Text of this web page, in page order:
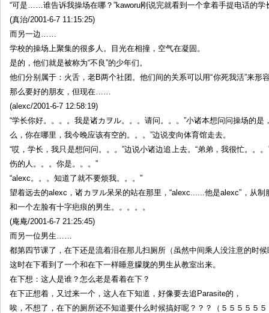
“可是……谁告诉我操场在哪？”kaworu刚说完就看到一个拿着手提电话
(真治/2001-6-7 11:15:25)
而另一边……
学校的操场上聚集的很多人。目光在相撞，空气在凝固。
是的，他们就是被称为“不良”的少年们。
他们分别属于：火舌，老B两个社团。他们间的关系可以用“你死我活”来
那么要好的朋友，但现在……
(alexc/2001-6-7 12:58:19)
“学长你好。。。。我是诸カヲル。。。请问。。。”小诸本想问问操场的
么，你在哪里，我今晚应该有空的。。。”边说变向体育馆走去。
“哎，学长，我只是想问问。。。”边说小诸边追上去。“弟弟，我很忙。。
伤的人。。。你是。。。”
“alexc。。。知道了就不要烦我。。。”
望着远去的alexc，诸カヲル呆呆的站在那里，“alexc......他是alexc”，从
和一个左脸有十字疤痕的男生。。。。。
(庵庵/2001-6-7 21:25:45)
而另一位男生……
都第四节课了，在下还是流着泪在那儿扫厕所（虽然中间乘人没注意的时
这时在下看到了一个和在下一样睡意朦胧的男生从教室出来。
在下想：这人是谁？怎么老是看着在下？
在下正想着，又过来一个，这人在下知道，好像要去追Parasite的，
唉，不想了，在下的厕所还不知道要什么时候搞好呢？？？（５５５５５